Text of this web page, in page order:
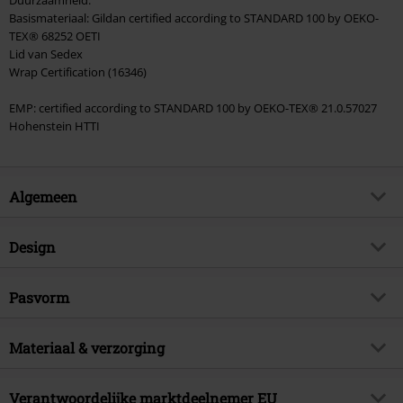
Basismateriaal: Gildan certified according to STANDARD 100 by OEKO-
TEX® 68252 OETI
Lid van Sedex
Wrap Certification (16346)
EMP: certified according to STANDARD 100 by OEKO-TEX® 21.0.57027
Hohenstein HTTI
Algemeen
Artikelnr.
Muziekgenre
Licentie
officieel gelicentieerd artikel
Design
Producttype
Bedrukt
Pasvorm
Pasvorm/Tops
Materiaal & verzorging
Buitenmateriaal
100% katoen
Verantwoordelijke marktdeelnemer EU